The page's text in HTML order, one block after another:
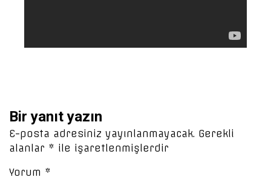
Bir yanıt yazın
E-posta adresiniz yayınlanmayacak. Gerekli
alanlar * ile işaretlenmişlerdir
Yorum *